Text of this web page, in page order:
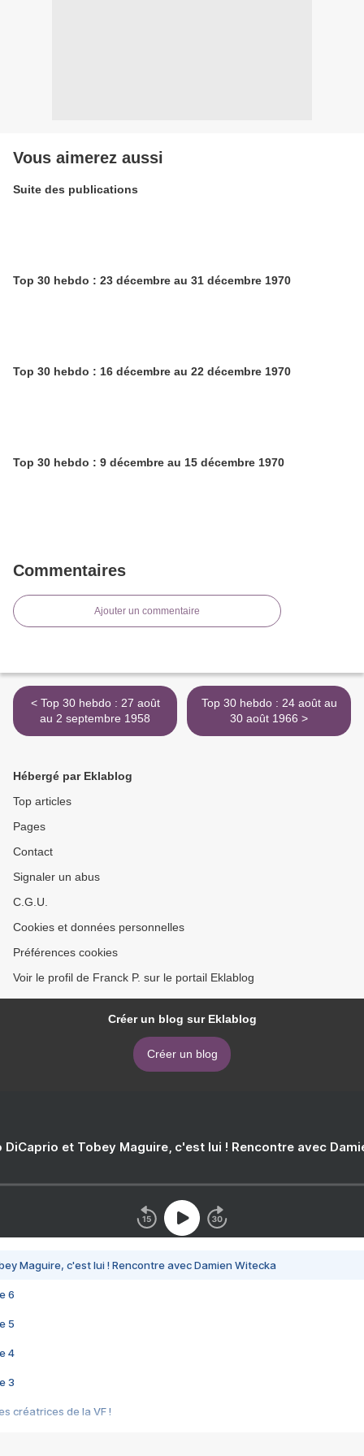
Vous aimerez aussi
Suite des publications
Top 30 hebdo : 23 décembre au 31 décembre 1970
Top 30 hebdo : 16 décembre au 22 décembre 1970
Top 30 hebdo : 9 décembre au 15 décembre 1970
Commentaires
Ajouter un commentaire
< Top 30 hebdo : 27 août
au 2 septembre 1958
Top 30 hebdo : 24 août au
30 août 1966 >
Hébergé par Eklablog
Top articles
Pages
Contact
Signaler un abus
C.G.U.
Cookies et données personnelles
Préférences cookies
Voir le profil de Franck P. sur le portail Eklablog
Créer un blog sur Eklablog
Créer un blog
DiCaprio et Tobey Maguire, c'est lui ! Rencontre avec
Maguire, c'est lui ! Rencontre avec Damien Witecka
6
5
4
3
créatrices de la VF !